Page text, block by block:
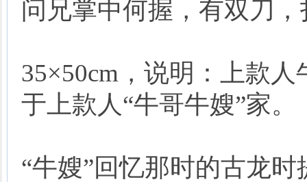
问兄掌中何握，有双刀
35×50cm，说明：上款
于上款人“牛哥牛嫂”家。
“牛嫂”回忆那时的古龙